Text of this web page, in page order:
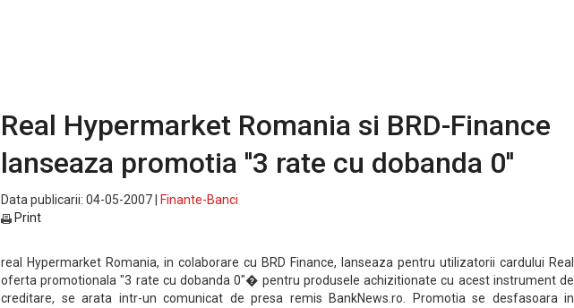
Real Hypermarket Romania si BRD-Finance
lanseaza promotia ''3 rate cu dobanda 0''
Data publicarii: 04-05-2007 |
Finante-Banci
Print
real Hypermarket Romania, in colaborare cu BRD Finance, lanseaza pentru utilizatorii cardului Real
oferta promotionala "3 rate cu dobanda 0"� pentru produsele achizitionate cu acest instrument de
creditare, se arata intr-un comunicat de presa remis BankNews.ro. Promotia se desfasoara in